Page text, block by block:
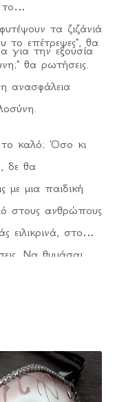
τα ζιζάνιά
για την εξουσία
το επέτρεψες", θα
θα ρωτήσεις.
ανασφάλεια
το καλό; Όσο κι
δε θα
με μια παιδική
στους ανθρώπους
ειλικρινά, στο
Να θυμάσαι.
αυτός ο κόσμος